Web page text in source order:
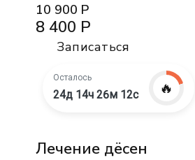
10 900 Р
8 400 Р
Записаться
Осталось
24д 14ч 26м 10с 🔥
Лечение дёсен